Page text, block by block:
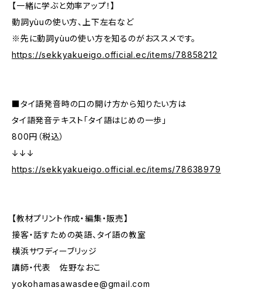
【一緒に学ぶと効率アップ！】
動詞yùuの使い方、上下左右など
※先に動詞yùuの使い方を知るのがおススメです。
https://sekkyakueigo.official.ec/items/78858212
■タイ語発音時の口の開け方から知りたい方は
タイ語発音テキスト「タイ語はじめの一歩」
800円（税込）
↓↓↓
https://sekkyakueigo.official.ec/items/78638979
【教材プリント作成・編集・販売】
接客・話すための英語、タイ語の教室
横浜サワディーブリッジ
講師・代表 佐野なおこ
yokohamasawasdee@gmail.com